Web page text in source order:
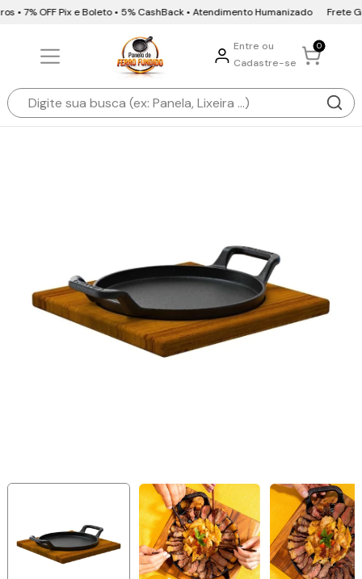
7% OFF Pix e Boleto • 5% CashBack • Atendimento Humanizado Frete
Entre ou
Cadastre-se
0